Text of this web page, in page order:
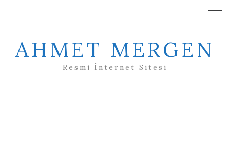
AHMET MERGEN
Resmi İnternet Sitesi